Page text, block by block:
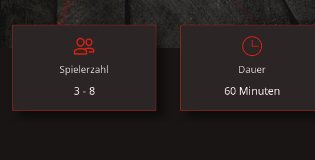
Spielerzahl
3 - 8
Dauer
60 Minuten